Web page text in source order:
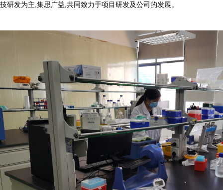
技研发为主,集思广益,共同致力于项目研发及公司的发展。